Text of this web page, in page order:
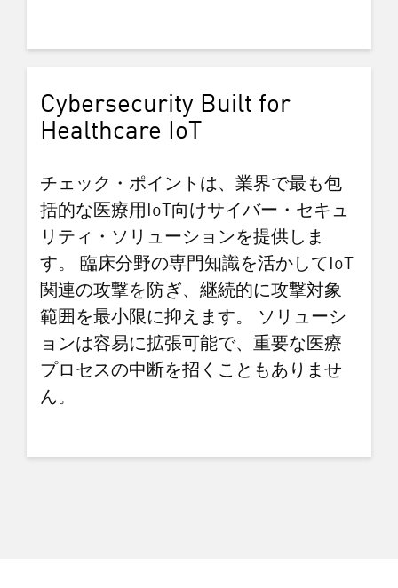
Cybersecurity Built for
Healthcare IoT
チェック・ポイントは、業界で最も包
括的な医療用IoT向けサイバー・セキュ
リティ・ソリューションを提供しま
す。 臨床分野の専門知識を活かしてIoT
関連の攻撃を防ぎ、継続的に攻撃対象
範囲を最小限に抑えます。 ソリューシ
ョンは容易に拡張可能で、重要な医療
プロセスの中断を招くこともありませ
ん。